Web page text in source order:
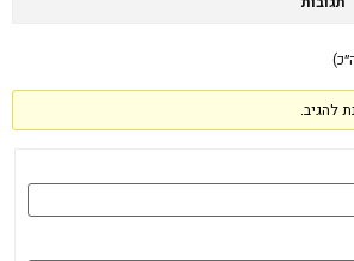
להגיב.